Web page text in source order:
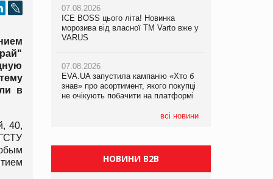
в
40,
07.08.2026
ICE BOSS цього літа! Новинка
морозива від власної ТМ Varto вже у
VARUS
07.08.2026
EVA.UA запустила кампанію «Хто б
знав» про асортимент, якого покупці
не очікують побачити на платформі
всі новини
06.08.2026
Смачна новинка для хвостатих: у
VARUS з’явилися паучі Varto Paw
05.08.2026
Мережа супермаркетів VARUS купує
мережу магазинів формату
компанія налічуватиме 374 магазини
07.08.2026
Франція заборонила рекламні дзвінки
НОВИНИ B2B